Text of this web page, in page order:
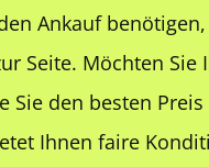
Ankauf
Seite. Möchten Sie
Sie den besten Preis
Ihnen faire